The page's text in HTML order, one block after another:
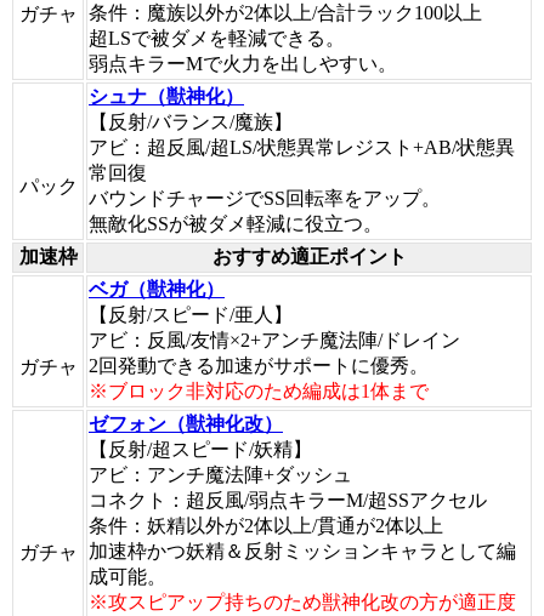
ガチャ
条件：魔族以外が2体以上/合計ラック100以上
超LSで被ダメを軽減できる。
弱点キラーMで火力を出しやすい。
パック
シュナ（獣神化）
【反射/バランス/魔族】
アビ：超反風/超LS/状態異常レジスト+AB/状態異
常回復
バウンドチャージでSS回転率をアップ。
無敵化SSが被ダメ軽減に役立つ。
加速枠
おすすめ適正ポイント
ガチャ
ベガ（獣神化）
【反射/スピード/亜人】
アビ：反風/友情×2+アンチ魔法陣/ドレイン
2回発動できる加速がサポートに優秀。
※ブロック非対応のため編成は1体まで
ガチャ
ゼフォン（獣神化改）
【反射/超スピード/妖精】
アビ：アンチ魔法陣+ダッシュ
コネクト：超反風/弱点キラーM/超SSアクセル
条件：妖精以外が2体以上/貫通が2体以上
加速枠かつ妖精＆反射ミッションキャラとして編
成可能。
※攻スピアップ持ちのため獣神化改の方が適正度